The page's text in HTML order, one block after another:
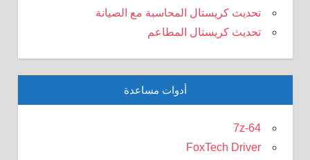
تحديث كريستال المحاسبة مع الصيانة
تحديث كريستال المطاعم
أدوات مساعدة
7z-64
FoxTech Driver